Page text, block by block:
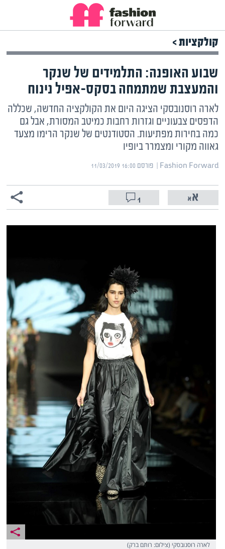
קולקציות >
שבוע האופנה: התלמידים של שנקר
והמעצבת שמתמחה בסקס-אפיל נינוח
לארה רוסנובסקי הציגה היום את הקולקציה החדשה, שכללה
הדפסים צבעוניים וגזרות רחבות כמיטב המסורת, אבל גם
כמה בחירות מפתיעות. הסטודנטים של שנקר הרימו מצעד
גאווה מקורי ומצמרר ביופיו
Fashion Forward | ‏ פורסם ‎11/03/2019 16:00
1
לארה רוסנובסקי (צילום: רותם ברק)